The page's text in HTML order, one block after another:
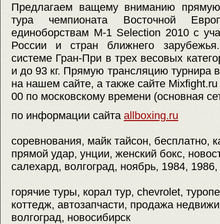
Предлагаем ващему вниманию
тура чемпионата Восточной
единоборствам M-1 Selection 2010 с
России и стран ближнего
системе Гран-При в трех весовых
и до 93 кг. Прямую трансляцию турнира
на нашем сайте, а также сайте
00 по московскому времени (основная
по информации сайта allboxing.ru
соревнования, майк тайсон, бесплатно,
прямой удар, унции, женский бокс,
салехард, волгоград, ноябрь, 1984,
горячие туры, корал тур, chevrolet,
коттедж, автозапчасти, продажа
волгоград, новосибирск